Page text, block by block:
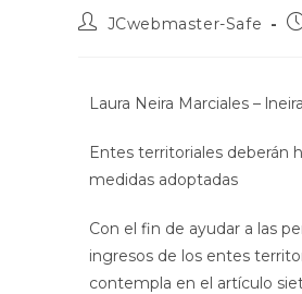
JCwebmaster-Safe
Laura Neira Marciales –
Entes territoriales deberán
medidas adoptadas
Con el fin de ayudar a las
ingresos de los entes
contempla en el artículo